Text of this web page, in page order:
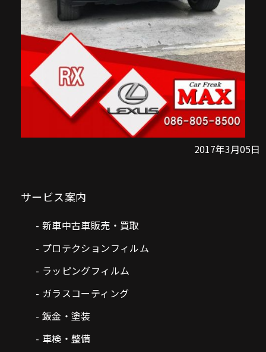
2017年3月05日
サービス案内
新車中古車販売・買取
プロテクションフィルム
ラッピングフィルム
ガラスコーティング
鈑金・塗装
車検・整備